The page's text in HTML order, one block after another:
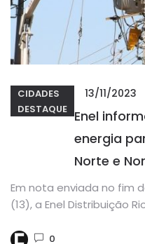
CIDADES
DESTAQUE
13/11/2023
Enel
energia
Norte e
Em nota enviada no fim
(13), a Enel Distribuição
0